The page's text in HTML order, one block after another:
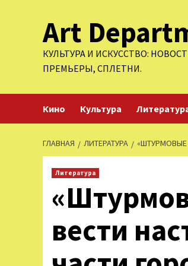
содержимомуArt
КУЛЬТУРА И ИСКУССТВО:
ПРЕМЬЕРЫ, СПЛЕТНИ.
Кино Культура
ГЛАВНАЯ ЛИТЕРАТУРА
Литература
вести